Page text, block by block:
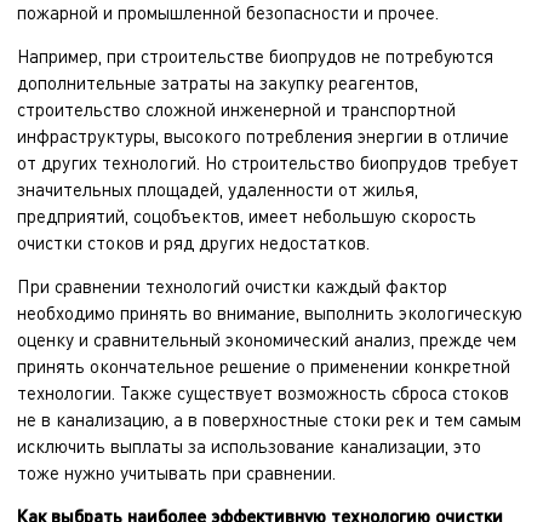
пожарной и промышленной безопасности и прочее.
Например, при строительстве биопрудов не потребуются
дополнительные затраты на закупку реагентов,
строительство сложной инженерной и транспортной
инфраструктуры, высокого потребления энергии в отличие
от других технологий. Но строительство биопрудов требует
значительных площадей, удаленности от жилья,
предприятий, соцобъектов, имеет небольшую скорость
очистки стоков и ряд других недостатков.
При сравнении технологий очистки каждый фактор
необходимо принять во внимание, выполнить экологическую
оценку и сравнительный экономический анализ, прежде чем
принять окончательное решение о применении конкретной
технологии. Также существует возможность сброса стоков
не в канализацию, а в поверхностные стоки рек и тем самым
исключить выплаты за использование канализации, это
тоже нужно учитывать при сравнении.
Как выбрать наиболее эффективную технологию очистки